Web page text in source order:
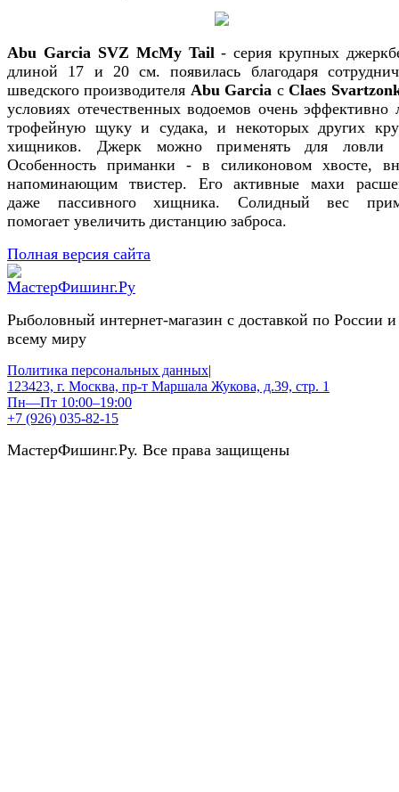
Abu Garcia SVZ McMy Tail - серия крупных
длиной 17 и 20 см. появилась благодаря
шведского производителя Abu Garcia сClaes
условиях отечественных водоемов очень эффективно
трофейную щуку и судака, и некоторых других
хищников. Джерк можно применять для ловли
Особенность приманки - в силиконовом хвосте,
напоминающим твистер. Его активные махи
даже пассивного хищника. Солидный вес
помогает увеличить дистанцию заброса.
Полная версия сайта
Рыболовный интернет-магазин с доставкой по России и
всему миру
Политика персональных данных|
123423, г. Москва, пр-т Маршала Жукова, д.39, стр. 1
Пн—Пт 10:00–19:00
+7 (926) 035-82-15
МастерФишинг.Ру. Все права защищены